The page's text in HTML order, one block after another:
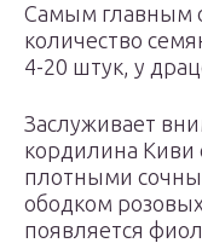
Самым главным
количество
4-20 штук, у
Заслуживает
кордилина Киви
плотными
ободком
появляется